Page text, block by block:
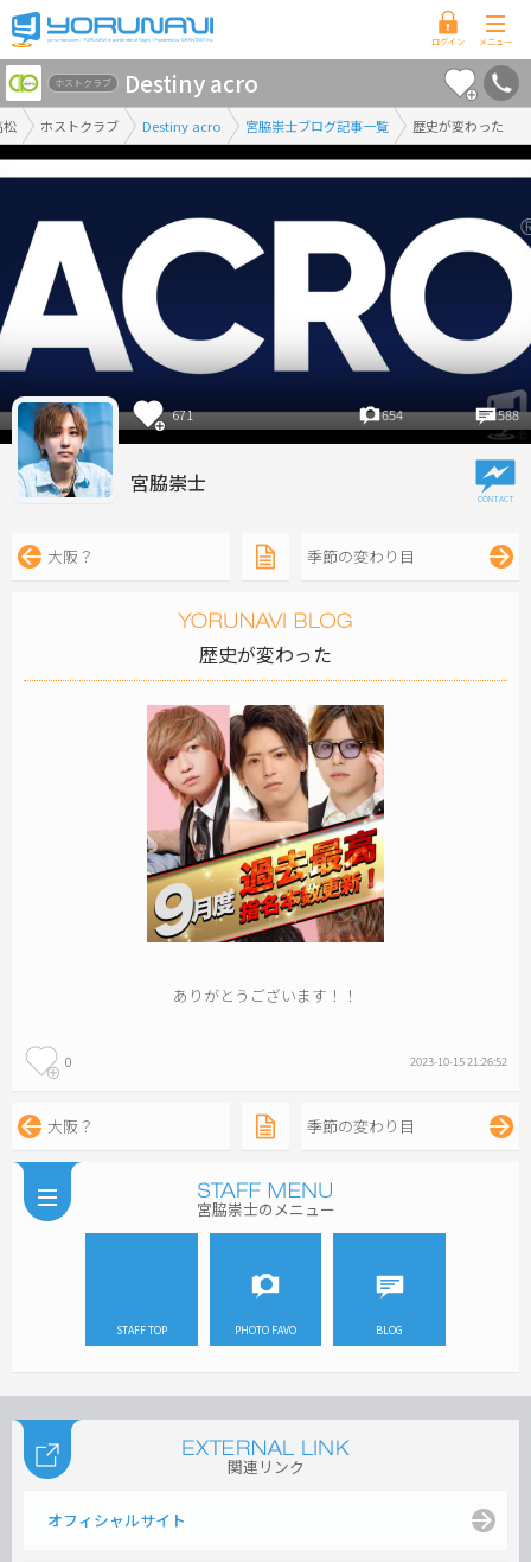
香
川
県
版
松 ホストクラブ Destiny acro 宮脇崇士ブログ記事一覧 歴史が変わった
ホストクラブ Destiny acro
671 654 588
宮脇崇士
大阪？ 季節の変わり目
歴史が変わった
ありがとうございます！！
0 2023-10-15 21:26:52
大阪？ 季節の変わり目
宮脇崇士のメニュー
STAFF TOP PHOTO FAVO BLOG
関連リンク
オフィシャルサイト